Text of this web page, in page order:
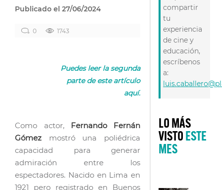
Publicado el 27/06/2024
0 1743
Puedes leer la segunda
parte de este artículo
aquí.
Como actor, Fernando Fernán
Gómez mostró una poliédrica
capacidad para generar
admiración entre los
espectadores. Nacido en Lima en
1921 pero registrado en Buenos
compartir
tu
experiencia
de cine y
educación,
escríbenos
a:
LO MÁS
VISTO ESTE
MES